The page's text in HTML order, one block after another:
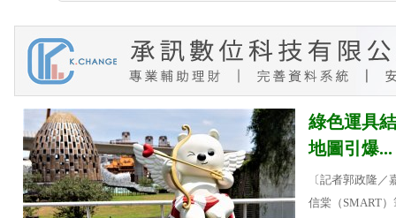
綠色運具
地圖引爆...
〔記者郭政隆
信棠（SMART